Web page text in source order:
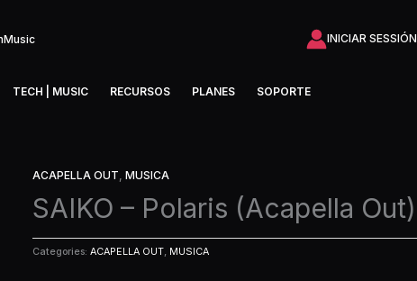
INICIAR SESSIÓN
TECH | MUSIC RECURSOS PLANES SOPORTE
ACAPELLA OUT, MUSICA
SAIKO – Polaris (Acapella Out)
Categories: ACAPELLA OUT, MUSICA